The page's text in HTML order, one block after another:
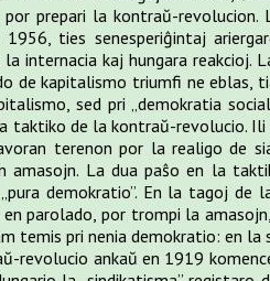
por prepari la kontraŭ-revolucion.
1956, ties senesperiĝintaj
la internacia kaj hungara reakcioj.
de kapitalismo triumfi ne eblas,
sed pri „demokratia
taktiko de la kontraŭ-revolucio.
terenon por la realigo de
amasojn. La dua paŝo en la
demokratio”. En la tagoj de
en parolado, por trompi la
temis pri nenia demokratio: en
revolucio ankaŭ en 1919